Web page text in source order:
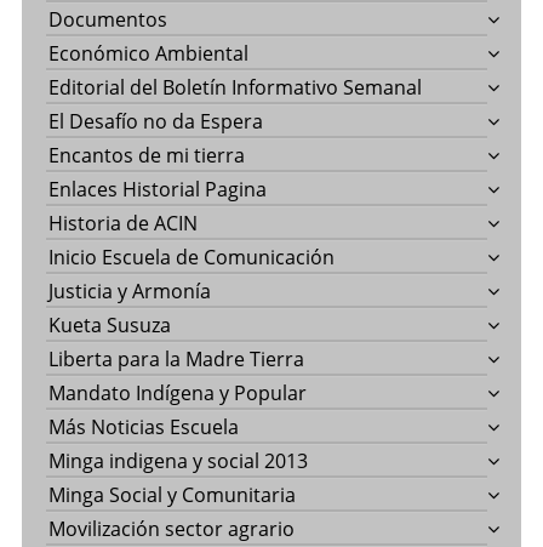
Documentos
Económico Ambiental
Editorial del Boletín Informativo Semanal
El Desafío no da Espera
Encantos de mi tierra
Enlaces Historial Pagina
Historia de ACIN
Inicio Escuela de Comunicación
Justicia y Armonía
Kueta Susuza
Liberta para la Madre Tierra
Mandato Indígena y Popular
Más Noticias Escuela
Minga indigena y social 2013
Minga Social y Comunitaria
Movilización sector agrario